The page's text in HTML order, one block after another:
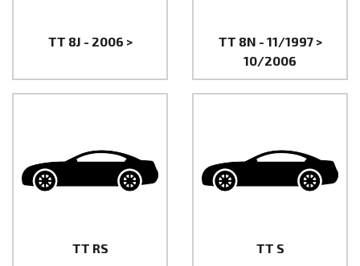
TT 8J - 2006 >
TT 8N - 11/1997 >
10/2006
TT RS TT S